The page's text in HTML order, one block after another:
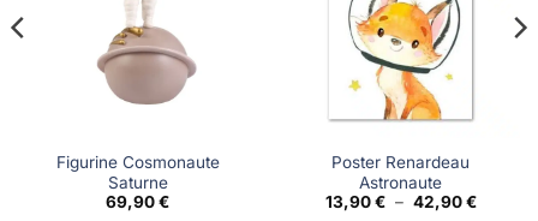
Figurine Cosmonaute
Saturne
69,90€
Poster Renardeau
Astronaute
13,90€ – 42,90€Plage